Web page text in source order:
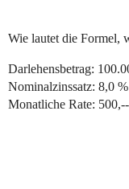
Wie lautet die Formel,
Darlehensbetrag:
Nominalzinssatz: 8,0 %
Monatliche Rate: